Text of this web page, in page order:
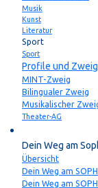
Musik
Kunst
Literatur
Sport
Sport
Profile und
MINT-Zweig
Bilingualer Zweig
Musikalischer
Theater-AG
Dein Weg am
Übersicht
Dein Weg am
Dein Weg am